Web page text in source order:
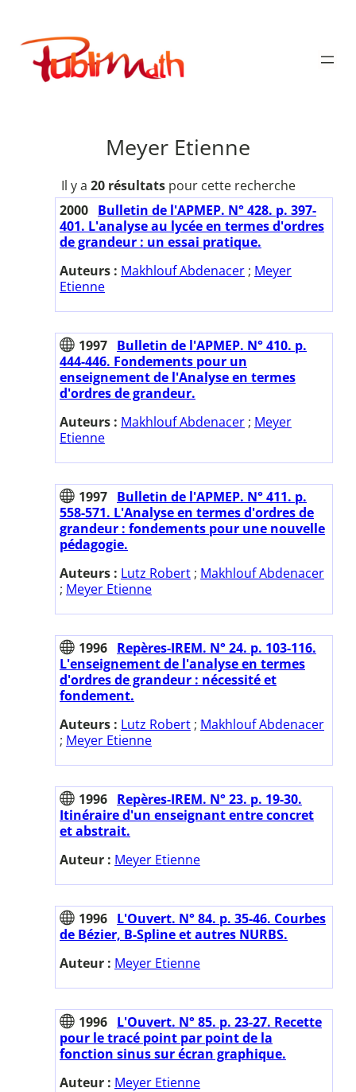
contenu
Publimath
Meyer Etienne
Il y a 20 résultatspour cette recherche
2000 Bulletin de l'APMEP. N° 428. p. 397-
401. L'analyse au lycée en termes d'ordres
de grandeur : un essai pratique.
Auteurs : Makhlouf Abdenacer ; Meyer
Etienne
1997 Bulletin de l'APMEP. N° 410. p.
444-446. Fondements pour un
enseignement de l'Analyse en termes
d'ordres de grandeur.
Auteurs : Makhlouf Abdenacer ; Meyer
Etienne
1997 Bulletin de l'APMEP. N° 411. p.
558-571. L'Analyse en termes d'ordres de
grandeur : fondements pour une nouvelle
pédagogie.
Auteurs : Lutz Robert ; Makhlouf Abdenacer
; Meyer Etienne
1996 Repères-IREM. N° 24. p. 103-116.
L'enseignement de l'analyse en termes
d'ordres de grandeur : nécessité et
fondement.
Auteurs : Lutz Robert ; Makhlouf Abdenacer
; Meyer Etienne
1996 Repères-IREM. N° 23. p. 19-30.
Itinéraire d'un enseignant entre concret
et abstrait.
Auteur : Meyer Etienne
1996 L'Ouvert. N° 84. p. 35-46. Courbes
de Bézier, B-Spline et autres NURBS.
Auteur : Meyer Etienne
1996 L'Ouvert. N° 85. p. 23-27. Recette
pour le tracé point par point de la
fonction sinus sur écran graphique.
Auteur : Meyer Etienne